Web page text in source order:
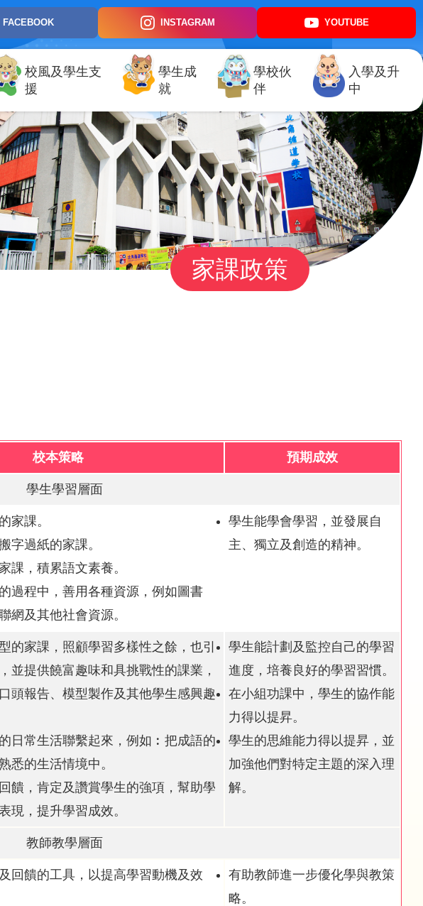
FACEBOOK INSTAGRAM YOUTUBE
校風及學生支
援
學生成
就
學校伙
伴
入學及升
中
家課政策
校本策略 預期成效
學生學習層面
家課。
字過紙的家課。
課，積累語文素養。
過程中，善用各種資源，例如圖書
網及其他社會資源。
學生能學會學習，並發展自
主、獨立及創造的精神。
的家課，照顧學習多樣性之餘，也引
並提供饒富趣味和具挑戰性的課業，
頭報告、模型製作及其他學生感興趣
日常生活聯繫起來，例如︰把成語的
悉的生活情境中。
饋，肯定及讚賞學生的強項，幫助學
現，提升學習成效。
學生能計劃及監控自己的學習
進度，培養良好的學習習慣。
在小組功課中，學生的協作能
力得以提昇。
學生的思維能力得以提昇，並
加強他們對特定主題的深入理
解。
教師教學層面
回饋的工具，以提高學習動機及效
有助教師進一步優化學與教策
略。